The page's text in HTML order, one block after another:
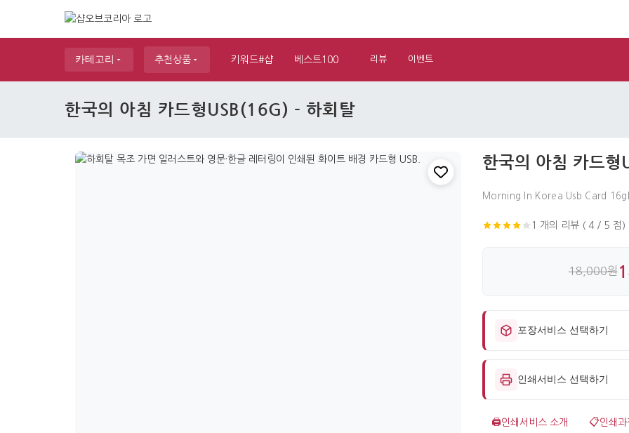
카테고리 추천상품 키워드#샵 베스트100 리뷰 이벤트
한국의 아침 카드형USB(16G) - 하회탈
한국의 아침 카드
Morning In Korea Usb Card
1 개의 리뷰 ( 4 / 5 점)
18,000원
포장서비스 선택하기
인쇄서비스 선택하기
🖨️인쇄서비스 소개 📋인쇄